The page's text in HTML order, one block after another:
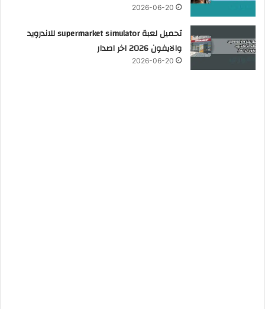
2026-06-20
تحميل لعبة supermarket simulator للاندرويد
والايفون 2026 اخر اصدار
2026-06-20